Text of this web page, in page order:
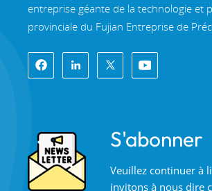
Lame d'onde
faible de haute
précision
EN SAVOIR PLUS
en coin en N-BK7 et
silice fondue
entreprise géante de la technologie et
provinciale du Fujian Entreprise de
dans le belle ville côtière du sud-est,
célèbre ville optique en Chine. WTS dispose de
technique qualifié et d'un système de
optique complet, système de
d'assemblage et système de contrôle
S'abonner
Veuillez continuer à
invitons à nous dire